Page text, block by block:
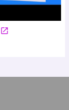
open_in_new